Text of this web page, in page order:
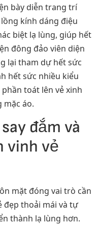
bày diễn trang trí
kính dáng điệu
biệt lạ lùng, giúp hết
đông đảo viên diện
lại tham dự hết sức
hết sức nhiều kiểu
toát lên vẻ xinh
mặc áo.
đắm và
vinh vẻ
mặt đóng vai trò cần
thoải mái và tự
thành lạ lùng hơn.